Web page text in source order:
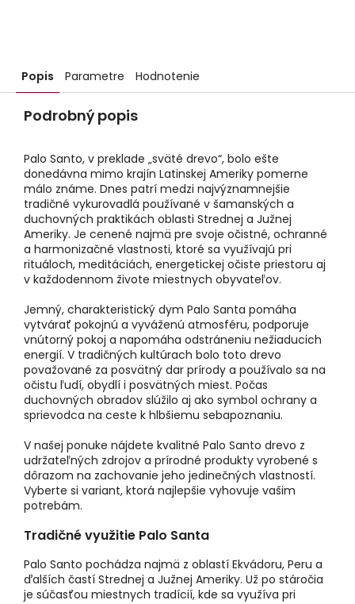
Popis Parametre Hodnotenie
Podrobný popis
Palo Santo, v preklade „sväté drevo“, bolo ešte
donedávna mimo krajín Latinskej Ameriky pomerne
málo známe. Dnes patrí medzi najvýznamnejšie
tradičné vykurovadlá používané v šamanských a
duchovných praktikách oblasti Strednej a Južnej
Ameriky. Je cenené najmä pre svoje očistné, ochranné
a harmonizačné vlastnosti, ktoré sa využívajú pri
rituáloch, meditáciách, energetickej očiste priestoru aj
v každodennom živote miestnych obyvateľov.
Jemný, charakteristický dym Palo Santa pomáha
vytvárať pokojnú a vyváženú atmosféru, podporuje
vnútorný pokoj a napomáha odstráneniu nežiaducich
energií. V tradičných kultúrach bolo toto drevo
považované za posvätný dar prírody a používalo sa na
očistu ľudí, obydlí i posvätných miest. Počas
duchovných obradov slúžilo aj ako symbol ochrany a
sprievodca na ceste k hlbšiemu sebapoznaniu.
V našej ponuke nájdete kvalitné Palo Santo drevo z
udržateľných zdrojov a prírodné produkty vyrobené s
dôrazom na zachovanie jeho jedinečných vlastností.
Vyberte si variant, ktorá najlepšie vyhovuje vašim
potrebám.
Tradičné využitie Palo Santa
Palo Santo pochádza najmä z oblastí Ekvádoru, Peru a
ďalších častí Strednej a Južnej Ameriky. Už po stáročia
je súčasťou miestnych tradícií, kde sa využíva pri